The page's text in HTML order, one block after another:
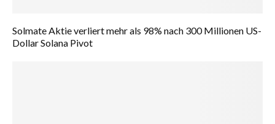
Solmate Aktie verliert mehr als 98% nach 300 Millionen US-
Dollar Solana Pivot